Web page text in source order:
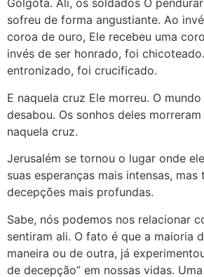
Gólgota. Ali, os soldados O
sofreu de forma angustiante. Ao
coroa de ouro, Ele recebeu uma
invés de ser honrado, foi
entronizado, foi crucificado.
E naquela cruz Ele morreu. O
desabou. Os sonhos deles
naquela cruz.
Jerusalém se tornou o lugar onde
suas esperanças mais intensas, mas
decepções mais profundas.
Sabe, nós podemos nos relacionar
sentiram ali. O fato é que a maioria
maneira ou de outra, já
de decepção” em nossas vidas.